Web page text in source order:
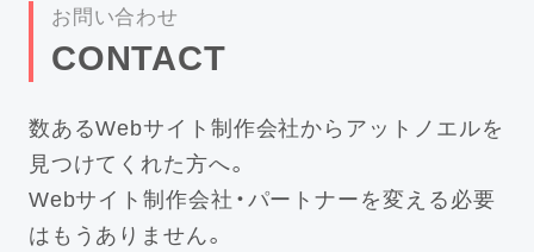
お問い合わせ
CONTACT
数あるWebサイト制作会社からアットノエルを
見つけてくれた方へ。
Webサイト制作会社・パートナーを変える必要
はもうありません。